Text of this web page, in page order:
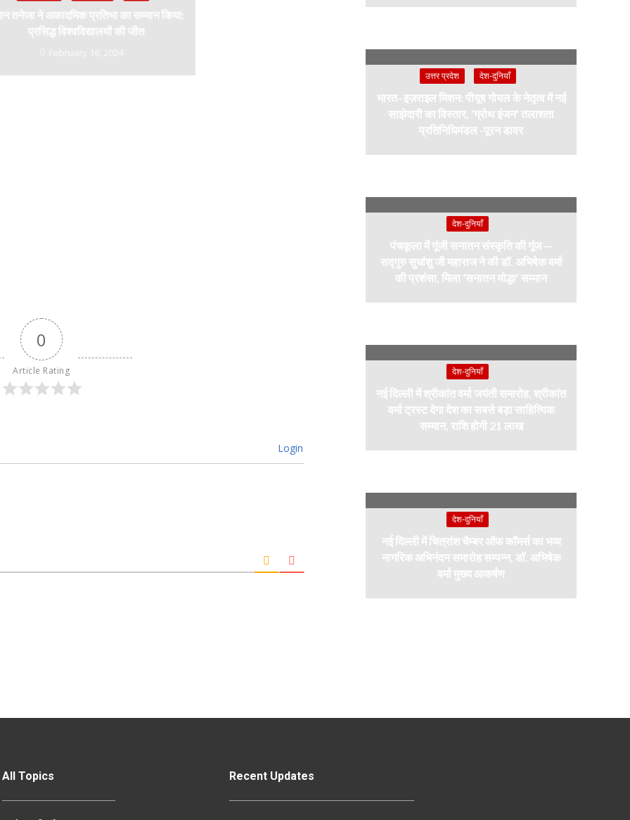
तनेजा ने अकादमिक प्रतिभा का सम्मान किया:
प्रसिद्ध विश्वविद्यालयों की जीत
0
Article Rating
Login
उत्तर प्रदेश देश-दुनियाँ
भारत–इज़राइल मिशन: पीयूष गोयल के नेतृत्व में नई
साझेदारी का विस्तार, ‘ग्रोथ इंजन’ तलाशता
प्रतिनिधिमंडल -पूरन डावर
देश-दुनियाँ
पंचकूला में गूंजी सनातन संस्कृति की गूंज —
सद्गुरु सुधांशु जी महाराज ने की डॉ. अभिषेक वर्मा
की प्रशंसा, मिला ‘सनातन योद्धा’ सम्मान
देश-दुनियाँ
नई दिल्ली में श्रीकांत वर्मा जयंती समारोह, श्रीकांत
वर्मा ट्रस्ट देगा देश का सबसे बड़ा साहित्यिक
सम्मान, राशि होगी 21 लाख
देश-दुनियाँ
नई दिल्ली में चित्रांश चैम्बर ऑफ कॉमर्स का भव्य
नागरिक अभिनंदन समारोह सम्पन्न, डॉ. अभिषेक
वर्मा मुख्य आकर्षण
All Topics Recent Updates